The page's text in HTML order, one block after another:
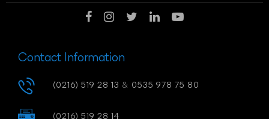
Contact Information
(0216) 519 28 13 & 0535 978 75 80
(0216) 519 28 14